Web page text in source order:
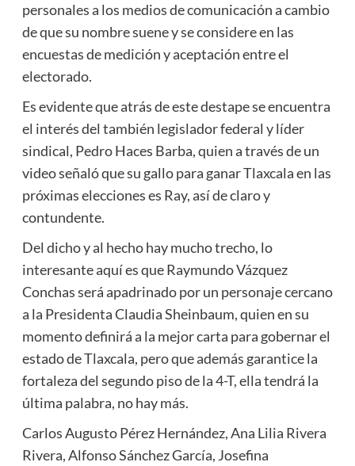
personales a los medios de comunicación a cambio
de que su nombre suene y se considere en las
encuestas de medición y aceptación entre el
electorado.
Es evidente que atrás de este destape se encuentra
el interés del también legislador federal y líder
sindical, Pedro Haces Barba, quien a través de un
video señaló que su gallo para ganar Tlaxcala en las
próximas elecciones es Ray, así de claro y
contundente.
Del dicho y al hecho hay mucho trecho, lo
interesante aquí es que Raymundo Vázquez
Conchas será apadrinado por un personaje cercano
a la Presidenta Claudia Sheinbaum, quien en su
momento definirá a la mejor carta para gobernar el
estado de Tlaxcala, pero que además garantice la
fortaleza del segundo piso de la 4-T, ella tendrá la
última palabra, no hay más.
Carlos Augusto Pérez Hernández, Ana Lilia Rivera
Rivera, Alfonso Sánchez García, Josefina